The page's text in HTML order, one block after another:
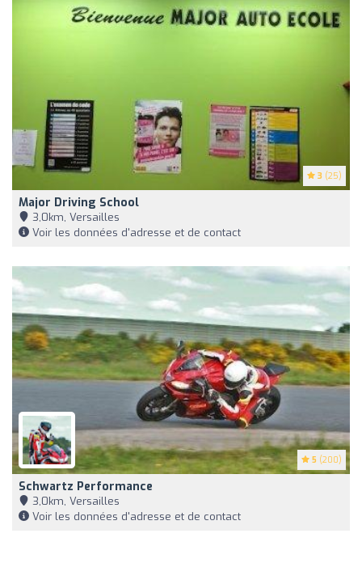
3 (25)
Major Driving School
3,0km, Versailles
Voir les données d'adresse et de contact
5 (200)
Schwartz Performance
3,0km, Versailles
Voir les données d'adresse et de contact